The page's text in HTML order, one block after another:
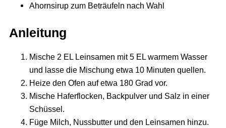
Ahornsirup zum Beträufeln nach Wahl
Anleitung
Mische 2 EL Leinsamen mit 5 EL warmem Wasser
und lasse die Mischung etwa 10 Minuten quellen.
Heize den Ofen auf etwa 180 Grad vor.
Mische Haferflocken, Backpulver und Salz in einer
Schüssel.
Füge Milch, Nussbutter und den Leinsamen hinzu.